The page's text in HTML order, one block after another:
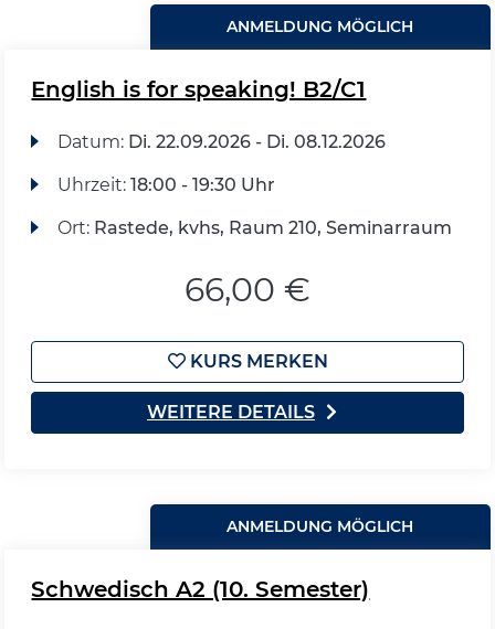
ANMELDUNG MÖGLICH
English is for speaking! B2/C1
Datum: Di. 22.09.2026 - Di. 08.12.2026
Uhrzeit: 18:00 - 19:30 Uhr
Ort: Rastede, kvhs, Raum 210, Seminarraum
66,00 €
KURS MERKEN
WEITERE DETAILS
ANMELDUNG MÖGLICH
Schwedisch A2 (10. Semester)